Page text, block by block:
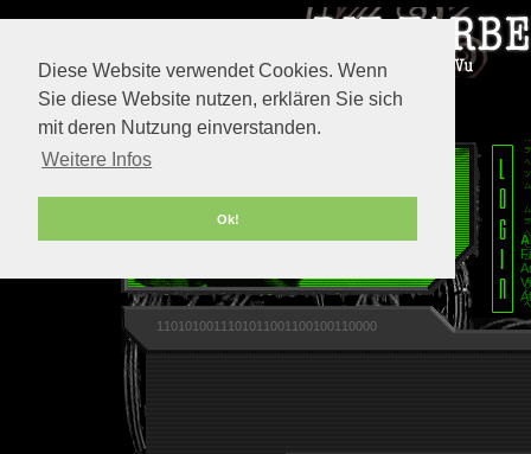
Diese Website verwendet Cookies. Wenn
Sie diese Website nutzen, erklären Sie sich
mit deren Nutzung einverstanden.
Weitere Infos
Ok!
1101010011101011001100100110000